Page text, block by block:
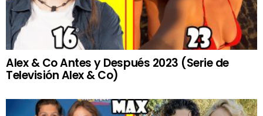
Alex & Co Antes y Después 2023 (Serie de
Televisión Alex & Co)